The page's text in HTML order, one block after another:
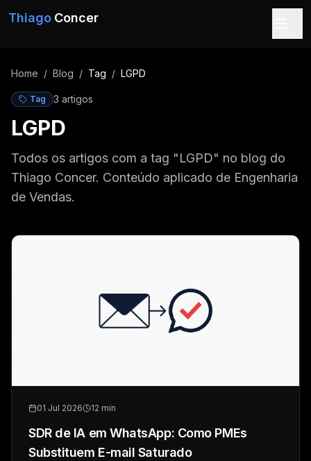
Thiago Concer
Home / Blog / Tag / LGPD
Tag 3 artigos
LGPD
Todos os artigos com a tag "LGPD" no blog do
Thiago Concer. Conteúdo aplicado de Engenharia
de Vendas.
01 Jul 2026 12 min
SDR de IA em WhatsApp: Como PMEs
Substituem E-mail Saturado